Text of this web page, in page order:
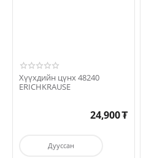
Хүүхдийн цүнх 48240
ERICHKRAUSE
24,900₮
Дууссан